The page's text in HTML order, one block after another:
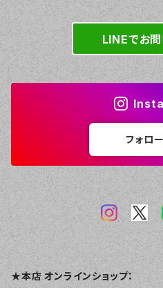
LINEでお
フォロ
★本店 オンラインショップ：